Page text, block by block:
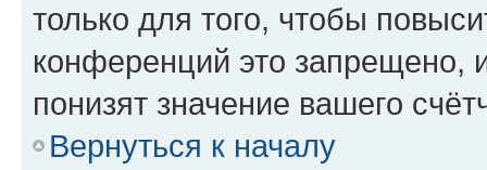
только для того, чтобы
конференций это запрещено,
понизят значение вашего
Вернуться к началу